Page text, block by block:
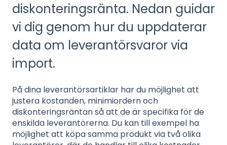
diskonteringsränta. Nedan guidar
vi dig genom hur du uppdaterar
data om leverantörsvaror via
import.
På dina leverantörsartiklar har du möjlighet att
justera kostanden, minimiordern och
diskonteringsräntan så att de är specifika för de
enskilda leverantörerna. Du kan till exempel ha
möjlighet att köpa samma produkt via två olika